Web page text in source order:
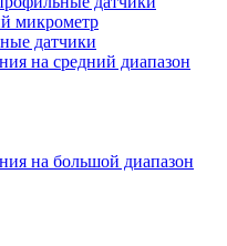
микрометр
датчики
на средний диапазон
на большой диапазон